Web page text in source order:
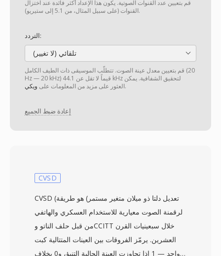
قم بتعيين عدد القنوات الصوتية. يكون هذا الإعداد أكثر فائدة عند اختزال
القنوات (على سبيل المثال، من 5.1 إلى ستيريو).
التردد:
تلقائي (لا تغيير)
قم بتعيين معدل عينة الصوت. تتطلّب الموسيقى ذات الطيف الكامل (20
Hz — 20 kHz) قيماً لا تقل عن 44.1 kHz لتحقيق الشفافية. يمكن
العثور على مزيد من المعلومات على ويكي .
إعادة ضبط الجميع
CVSD
CVSD (تعديل دلتا ذو ميلان متغير مستمر) هو طريقة
لرقمنة الصوت معيارية للاستخدام العسكري والهاتفي
من قبل حلف الناتو وCCITT خلال سبعينيات القرن
العشرين. يرمّز الفروقات بين العينات المتتالية كبت
واحد — 1 إذا تجاوزت العينة الحالية التنبؤ، و0 بخلاف